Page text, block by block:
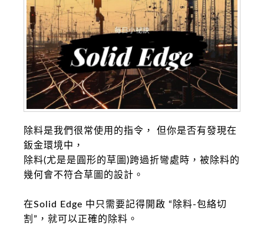
除料是我們很常使用的指令， 但你是否有發現在
鈑金環境中，
除料(尤是是圓形的草圖)跨過折彎處時，被除料的
幾何會不符合草圖的設計。
在Solid Edge 中只需要記得開啟 “除料-包絡切
割”，就可以正確的除料。